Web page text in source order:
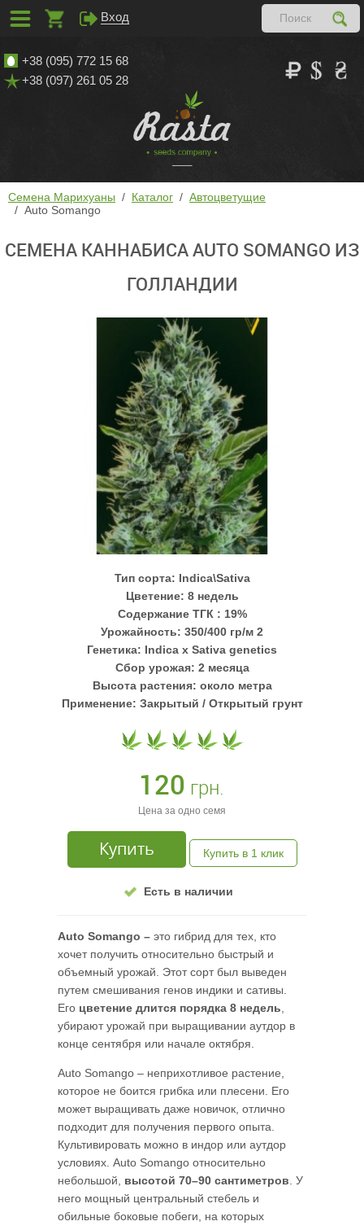
+38 (095) 772 15 68
+38 (097) 261 05 28
Семена Марихуаны Каталог
Автоцветущие
Auto Somango
СЕМЕНА КАННАБИСА AUTO SOMANGO ИЗ
ГОЛЛАНДИИ
Тип сорта: Indica\Sativa
Цветение: 8 недель
Содержание ТГК : 19%
Урожайность: 350/400 гр/м 2
Генетика: Indica x Sativa genetics
Сбор урожая: 2 месяца
Высота растения: около метра
Применение: Закрытый / Открытый грунт
120 грн.
Цена за одно семя
Купить Купить в 1 клик
Есть в наличии
Auto Somango – это гибрид для тех, кто
хочет получить относительно быстрый и
объемный урожай. Этот сорт был выведен
путем смешивания генов индики и сативы.
Его цветение длится порядка 8 недель,
убирают урожай при выращивании аутдор в
конце сентября или начале октября.
Auto Somango – неприхотливое растение,
которое не боится грибка или плесени. Его
может выращивать даже новичок, отлично
подходит для получения первого опыта.
Культивировать можно в индор или аутдор
условиях. Auto Somango относительно
небольшой, высотой 70–90 сантиметров. У
него мощный центральный стебель и
обильные боковые побеги, на которых
Вход